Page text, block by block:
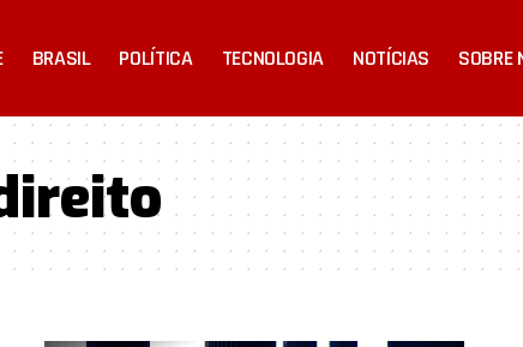
BRASIL POLÍTICA TECNOLOGIA NOTÍCIAS SOBRE